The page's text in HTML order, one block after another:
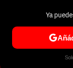
Te
Ya